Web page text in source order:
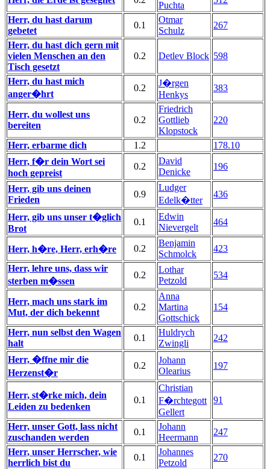
Puchta
Herr, du hast darum
gebetet
0.1
Otmar
Schulz
267
Herr, du hast dich gern mit
vielen Menschen an den
Tisch gesetzt
0.2 Detlev Block 598
Herr, du hast mich
anger�hrt
0.2
J�rgen
Henkys
383
Herr, du wollest uns
bereiten
0.2
Friedrich
Gottlieb
Klopstock
220
Herr, erbarme dich 1.2
178.10
Herr, f�r dein Wort sei
hoch gepreist
0.2
David
Denicke
196
Herr, gib uns deinen
Frieden
0.9
Ludger
Edelk�tter
436
Herr, gib uns unser t�glich
Brot
0.1
Edwin
Nievergelt
464
Herr, h�re, Herr, erh�re 0.2
Benjamin
Schmolck
423
Herr, lehre uns, dass wir
sterben m�ssen
0.2
Lothar
Petzold
534
Herr, mach uns stark im
Mut, der dich bekennt
0.2
Anna
Martina
Gottschick
154
Herr, nun selbst den Wagen
halt
0.1
Huldrych
Zwingli
242
Herr, �ffne mir die
Herzenst�r
0.2
Johann
Olearius
197
Herr, st�rke mich, dein
Leiden zu bedenken
0.1
Christian
F�rchtegott
Gellert
91
Herr, unser Gott, lass nicht
zuschanden werden
0.1
Johann
Heermann
247
Herr, unser Herrscher, wie
herrlich bist du
0.1
Johannes
Petzold
270